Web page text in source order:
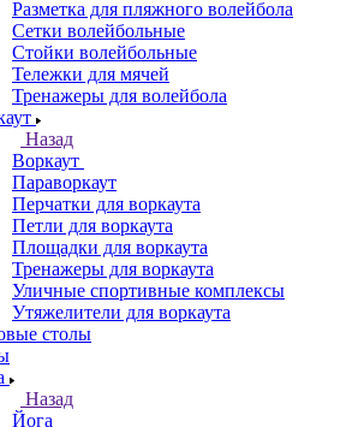
Разметка для пляжного волейбола
Сетки волейбольные
Стойки волейбольные
Тележки для мячей
Тренажеры для волейбола
Назад
Воркаут
Параворкаут
Перчатки для воркаута
Петли для воркаута
Площадки для воркаута
Тренажеры для воркаута
Уличные спортивные комплексы
Утяжелители для воркаута
столы
Назад
Йога